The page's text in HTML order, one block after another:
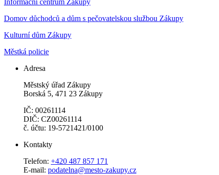
Informační centrum Zákupy
Domov důchodců a dům s pečovatelskou službou Zákupy
Kulturní dům Zákupy
Městká policie
Adresa
Městský úřad Zákupy
Borská 5, 471 23 Zákupy
IČ: 00261114
DIČ: CZ00261114
č. účtu: 19-5721421/0100
Kontakty
Telefon: +420 487 857 171
E-mail: podatelna@mesto-zakupy.cz